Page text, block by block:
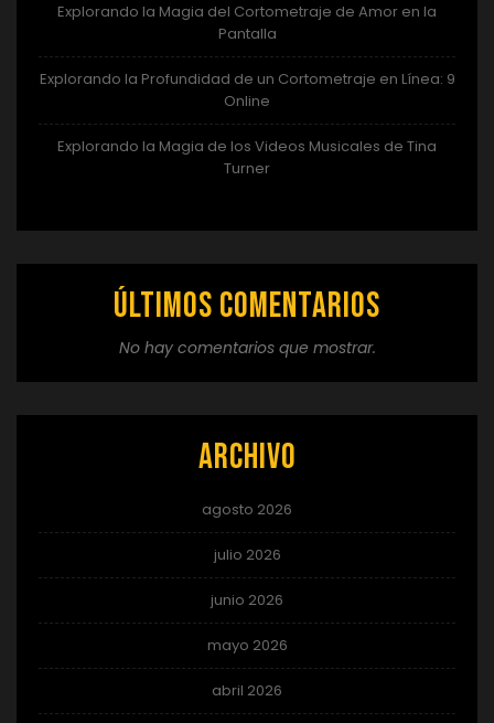
Explorando la Magia del Cortometraje de Amor en la
Pantalla
Explorando la Profundidad de un Cortometraje en Línea: 9
Online
Explorando la Magia de los Videos Musicales de Tina
Turner
Últimos comentarios
No hay comentarios que mostrar.
Archivo
agosto 2026
julio 2026
junio 2026
mayo 2026
abril 2026